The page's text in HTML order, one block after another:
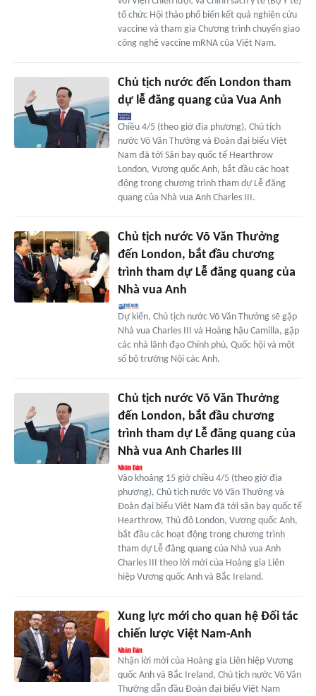
tổ chức Hội thảo phổ biến kết quả nghiên cứu
vaccine và tham gia Chương trình chuyển giao
công nghệ vaccine mRNA của Việt Nam.
Chủ tịch nước đến London tham
dự lễ đăng quang của Vua Anh
Chiều 4/5 (theo giờ địa phương), Chủ tịch
nước Võ Văn Thưởng và Đoàn đại biểu Việt
Nam đã tới Sân bay quốc tế Hearthrow
London, Vương quốc Anh, bắt đầu các hoạt
động trong chương trình tham dự Lễ đăng
quang của Nhà vua Anh Charles III.
Chủ tịch nước Võ Văn Thưởng
đến London, bắt đầu chương
trình tham dự Lễ đăng quang của
Nhà vua Anh
Dự kiến, Chủ tịch nước Võ Văn Thưởng sẽ gặp
Nhà vua Charles III và Hoàng hậu Camilla, gặp
các nhà lãnh đạo Chính phủ, Quốc hội và một
số bộ trưởng Nội các Anh.
Chủ tịch nước Võ Văn Thưởng
đến London, bắt đầu chương
trình tham dự Lễ đăng quang của
Nhà vua Anh Charles III
Vào khoảng 15 giờ chiều 4/5 (theo giờ địa
phương), Chủ tịch nước Võ Văn Thưởng và
Đoàn đại biểu Việt Nam đã tới sân bay quốc tế
Hearthrow, Thủ đô London, Vương quốc Anh,
bắt đầu các hoạt động trong chương trình
tham dự Lễ đăng quang của Nhà vua Anh
Charles III theo lời mời của Hoàng gia Liên
hiệp Vương quốc Anh và Bắc Ireland.
Xung lực mới cho quan hệ Đối tác
chiến lược Việt Nam-Anh
Nhận lời mời của Hoàng gia Liên hiệp Vương
quốc Anh và Bắc Ireland, Chủ tịch nước Võ Văn
Thưởng dẫn đầu Đoàn đại biểu Việt Nam